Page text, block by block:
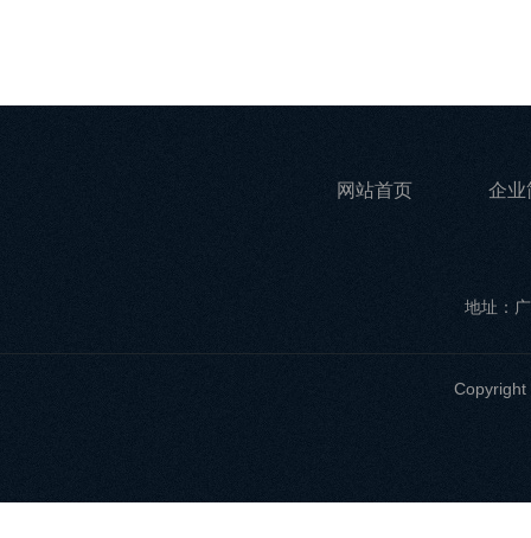
网站首页 企业
地址：